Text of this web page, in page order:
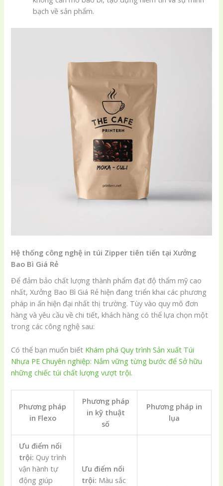
bạch về sản phẩm.
Hệ thống công nghệ in túi Zipper tiên tiến tại Xưởng
Bao Bì Giá Rẻ
Để đảm bảo chất lượng thành phẩm đạt độ thẩm mỹ cao
nhất, Xưởng Bao Bì Giá Rẻ hiện đang triển khai các phương
pháp in ấn hiện đại nhất thị trường. Tùy vào quy mô đơn
hàng và yêu cầu về chi tiết, khách hàng có thể lựa chọn một
trong các công nghệ sau:
Có thể bạn muốn biết Khám phá Quy trình Sản xuất Túi
Nhựa PE Chuyên nghiệp: Nắm vững từng bước để Sở hữu
những chiếc túi chất lượng vượt trội.
Phương pháp
in Flexo
Phương pháp
in kỹ thuật
số
Phương pháp in
lụa
Ưu điểm nổi
trội: Quy trình
vận hành tự
động giúp
Ưu điểm nổi
trội: Màu sắc